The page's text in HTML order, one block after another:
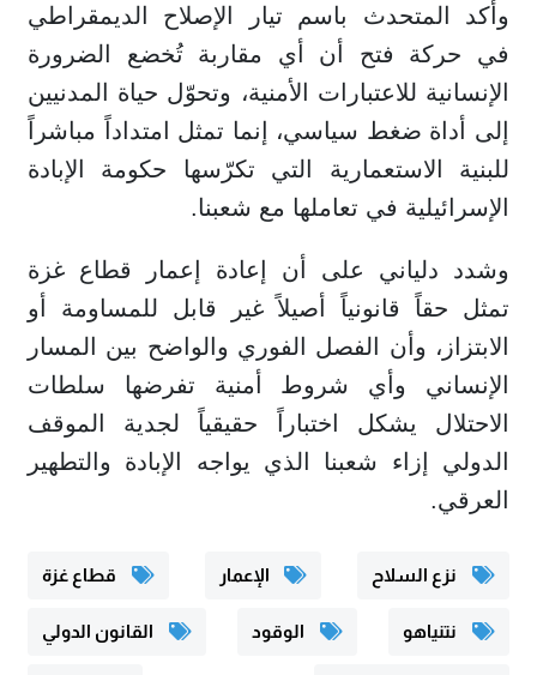
وأكد المتحدث باسم تيار الإصلاح الديمقراطي
في حركة فتح أن أي مقاربة تُخضع الضرورة
الإنسانية للاعتبارات الأمنية، وتحوّل حياة المدنيين
إلى أداة ضغط سياسي، إنما تمثل امتداداً مباشراً
للبنية الاستعمارية التي تكرّسها حكومة الإبادة
الإسرائيلية في تعاملها مع شعبنا.
وشدد دلياني على أن إعادة إعمار قطاع غزة
تمثل حقاً قانونياً أصيلاً غير قابل للمساومة أو
الابتزاز، وأن الفصل الفوري والواضح بين المسار
الإنساني وأي شروط أمنية تفرضها سلطات
الاحتلال يشكل اختباراً حقيقياً لجدية الموقف
الدولي إزاء شعبنا الذي يواجه الإبادة والتطهير
العرقي.
نزع السلاح الإعمار قطاع غزة
نتنياهو الوقود القانون الدولي